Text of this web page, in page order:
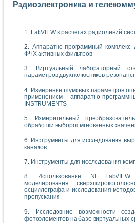
Радиоэлектроника и
LabVIEW в расчетах радиолиний
Аппаратно-программный
ФЧХ активных фильтров
Виртуальный лабораторный
параметров двухполюсников
Измерение шумовых параметров
применением аппаратно-
INSTRUMENTS
Измерительный
обработки выборок мгновенных
Инструменты для исследования
каналов
Инструменты для исследования
Использование NI LabVIEW
моделирования
осциллографа и исследования
пропускания
Исследовние возможности
фотоэлементов на базе виртуальных